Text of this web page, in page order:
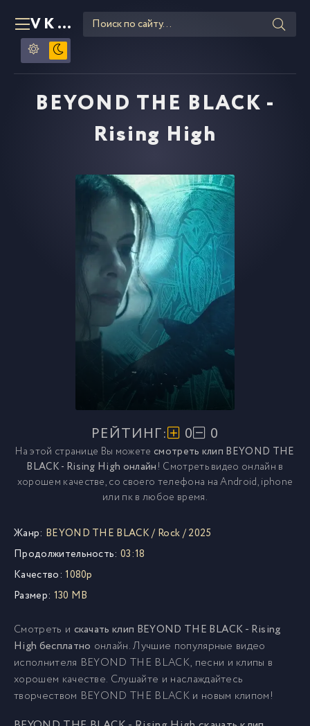
VKLIPE RU
BEYOND THE BLACK -
Rising High
РЕЙТИНГ: 0 0
На этой странице Вы можете смотреть клип BEYOND THE
BLACK - Rising High онлайн! Смотреть видео онлайн в
хорошем качестве, со своего телефона на Android, iphone
или пк в любое время.
Жанр: BEYOND THE BLACK/ Rock/2025
Продолжительность: 03:18
Качество: 1080p
Размер: 130 MB
Смотреть и скачать клип BEYOND THE BLACK - Rising
High бесплатно онлайн. Лучшие популярные видео
исполнителя BEYOND THE BLACK, песни и клипы в
хорошем качестве. Слушайте и наслаждайтесь
творчеством BEYOND THE BLACK и новым клипом!